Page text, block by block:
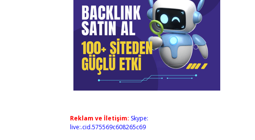
Reklam ve İletişim: Skype:
live:.cid.575569c608265c69